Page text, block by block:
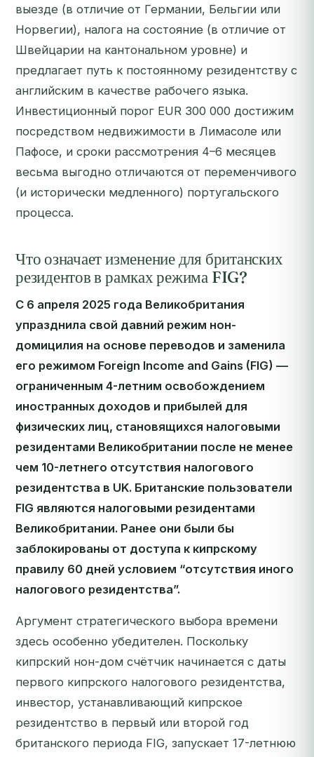
выезде (в отличие от Германии, Бельгии или
Норвегии), налога на состояние (в отличие от
Швейцарии на кантональном уровне) и
предлагает путь к постоянному резидентству с
английским в качестве рабочего языка.
Инвестиционный порог EUR 300 000 достижим
посредством недвижимости в Лимасоле или
Пафосе, и сроки рассмотрения 4–6 месяцев
весьма выгодно отличаются от переменчивого
(и исторически медленного) португальского
процесса.
Что означает изменение для британских
резидентов в рамках режима FIG?
С 6 апреля 2025 года Великобритания
упразднила свой давний режим нон-
домицилия на основе переводов и заменила
его режимом Foreign Income and Gains (FIG) —
ограниченным 4-летним освобождением
иностранных доходов и прибылей для
физических лиц, становящихся налоговыми
резидентами Великобритании после не менее
чем 10-летнего отсутствия налогового
резидентства в UK. Британские пользователи
FIG являются налоговыми резидентами
Великобритании. Ранее они были бы
заблокированы от доступа к кипрскому
правилу 60 дней условием “отсутствия иного
налогового резидентства”.
Аргумент стратегического выбора времени
здесь особенно убедителен. Поскольку
кипрский нон-дом счётчик начинается с даты
первого кипрского налогового резидентства,
инвестор, устанавливающий кипрское
резидентство в первый или второй год
британского периода FIG, запускает 17-летнюю